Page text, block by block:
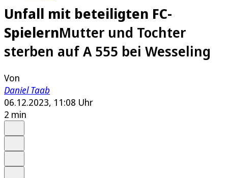
Unfall mit beteiligten FC-
SpielernMutter und Tochter
sterben auf A 555 bei Wesseling
Von
Daniel Taab
06.12.2023, 11:08 Uhr
2 min